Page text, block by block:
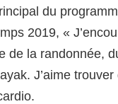
du
2019, «
de la randonnée,
J’aime